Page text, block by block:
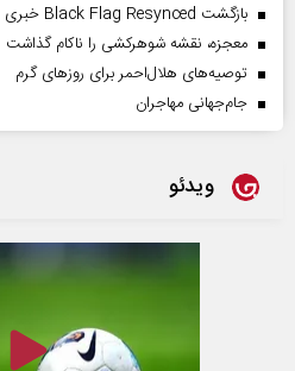
بازگشت Black Flag Resynced خبری جذاب برای دوستداران بازی
معجزه، نقشه شوهرکشی را ناکام گذاشت
توصیه‌های هلال‌احمر برای روز‌های گرم
جام‌جهانی مهاجران
ویدئو